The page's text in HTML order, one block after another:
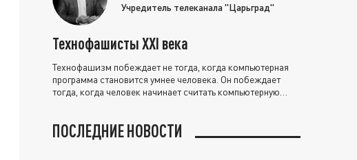
Учредитель телеканала "Царьград"
Технофашисты XXI века
Технофашизм побеждает не тогда, когда компьютерная
программа становится умнее человека. Он побеждает
тогда, когда человек начинает считать компьютерную
ПОСЛЕДНИЕ НОВОСТИ